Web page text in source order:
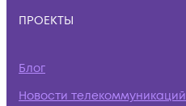
ПРОЕКТЫ
Блог
Новости телекоммуникаций